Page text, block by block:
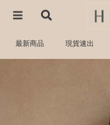
最新商品 現貨速出